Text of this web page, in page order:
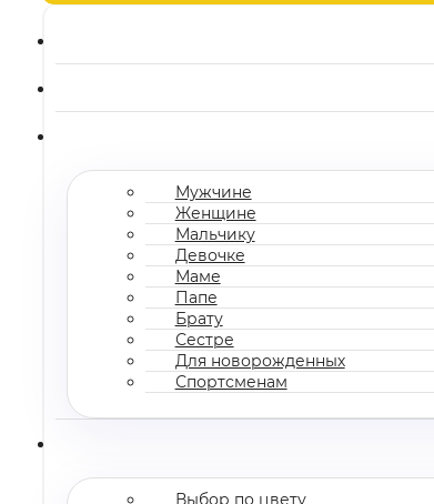
Мужчине
Женщине
Мальчику
Девочке
Маме
Папе
Брату
Сестре
Для новорожденных
Спортсменам
Выбор по цвету